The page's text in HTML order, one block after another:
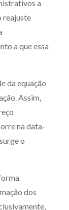
a
reajuste
a que essa
da equação
Assim,
na data-
o
dos